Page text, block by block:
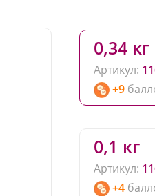
0,34 кг
Артикул:
+9
0,1 кг
Артикул:
+4